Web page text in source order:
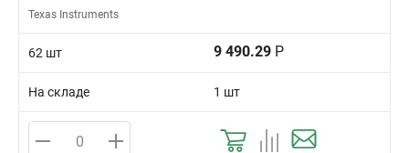
Texas Instruments
62 шт 9 490.29 Р
На складе 1 шт